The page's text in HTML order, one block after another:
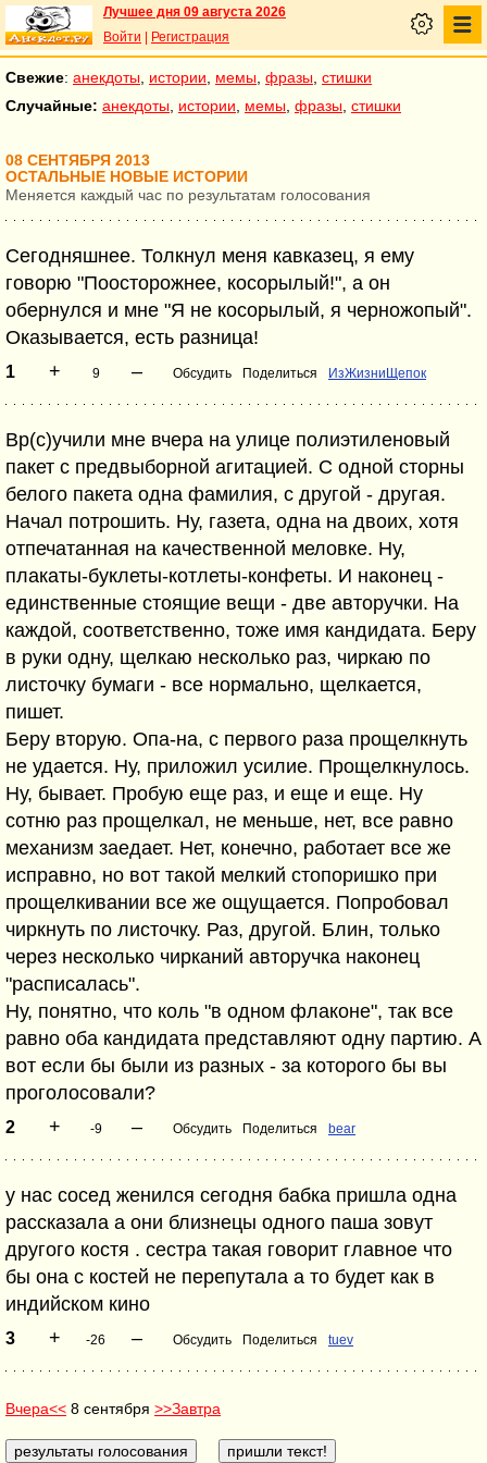
Лучшее дня 09 августа 2026
Войти
Регистрация
Свежие: анекдоты истории мемы фразы стишки
Случайные: анекдоты истории мемы фразы стишки
08 СЕНТЯБРЯ 2013
ОСТАЛЬНЫЕ НОВЫЕ ИСТОРИИ
Меняется каждый час по результатам голосования
Сегодняшнее. Толкнул меня кавказец, я ему
говорю "Поосторожнее, косорылый!", а он
обернулся и мне "Я не косорылый, я черножопый".
Оказывается, есть разница!
1 + 9 – Обсудить Поделиться ИзЖизниЩепок
Вр(с)учили мне вчера на улице полиэтиленовый
пакет с предвыборной агитацией. С одной сторны
белого пакета одна фамилия, с другой - другая.
Начал потрошить. Ну, газета, одна на двоих, хотя
отпечатанная на качественной меловке. Ну,
плакаты-буклеты-котлеты-конфеты. И наконец -
единственные стоящие вещи - две авторучки. На
каждой, соответственно, тоже имя кандидата. Беру
в руки одну, щелкаю несколько раз, чиркаю по
листочку бумаги - все нормально, щелкается,
пишет.
Беру вторую. Опа-на, с первого раза прощелкнуть
не удается. Ну, приложил усилие. Прощелкнулось.
Ну, бывает. Пробую еще раз, и еще и еще. Ну
сотню раз прощелкал, не меньше, нет, все равно
механизм заедает. Нет, конечно, работает все же
исправно, но вот такой мелкий стопоришко при
прощелкивании все же ощущается. Попробовал
чиркнуть по листочку. Раз, другой. Блин, только
через несколько чирканий авторучка наконец
"расписалась".
Ну, понятно, что коль "в одном флаконе", так все
равно оба кандидата представляют одну партию. А
вот если бы были из разных - за которого бы вы
проголосовали?
2 + -9 – Обсудить Поделиться bear
у нас сосед женился сегодня бабка пришла одна
рассказала а они близнецы одного паша зовут
другого костя . сестра такая говорит главное что
бы она с костей не перепутала а то будет как в
индийском кино
3 + -26 – Обсудить Поделиться tuev
Вчера<< 8 сентября >>Завтра